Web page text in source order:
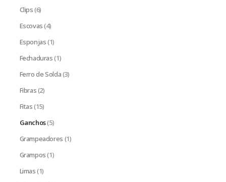
Clips(6)
Escovas(4)
Esponjas(1)
Fechaduras(1)
Ferro de Solda(3)
Fibras(2)
Fitas(15)
Ganchos(5)
Grampeadores (1)
Grampos(1)
Limas(1)